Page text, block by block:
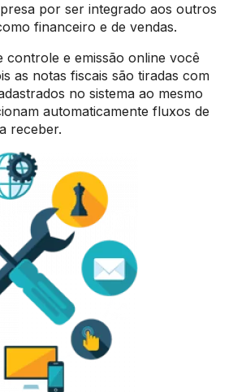
por ser integrado aos outros
financeiro e de vendas.
controle e emissão online você
as notas fiscais são tiradas com
no sistema ao mesmo
automaticamente fluxos de
receber.